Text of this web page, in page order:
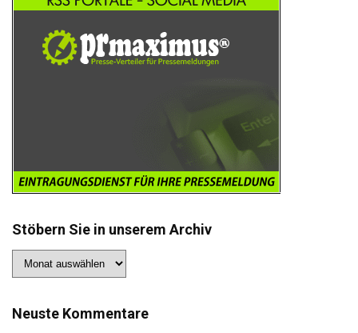
Stöbern Sie in unserem Archiv
Sie
Archiv
Neuste Kommentare